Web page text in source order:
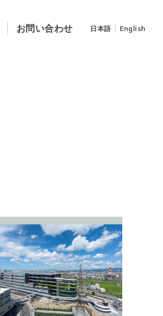
お問い合わせ 日本語 English